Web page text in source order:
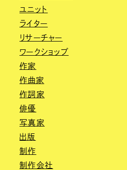
ユニット
ライター
リサーチャー
ワークショップ
作家
作曲家
作詞家
俳優
写真家
出版
制作
制作会社